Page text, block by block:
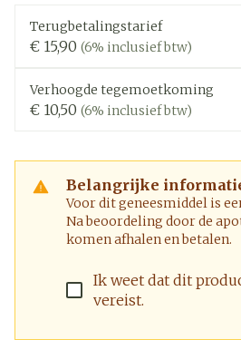
Terugbetalingstarief
€ 15,90 (6% inclusief btw)
Verhoogde tegemoetkoming
€ 10,50 (6% inclusief btw)
Belangrijke
Voor dit geneesmiddel is
Na beoordeling door de
komen afhalen en betalen.
Ik weet dat dit
vereist.